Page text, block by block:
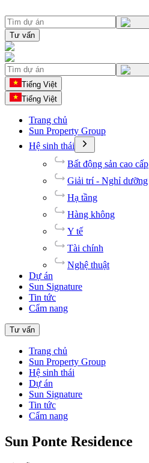
Tư vấn
Tiếng Việt
Tiếng Việt
Trang chủ
Sun Property Group
Hệ sinh thái
Bất động sản cao cấp
Giải trí - Nghỉ dưỡng
Hạ tầng
Hàng không
Y tế
Tài chính
Nghệ thuật
Dự án
Sun Signature
Tin tức
Cẩm nang
Tư vấn
Trang chủ
Sun Property Group
Hệ sinh thái
Dự án
Sun Signature
Tin tức
Cẩm nang
Sun Ponte Residence